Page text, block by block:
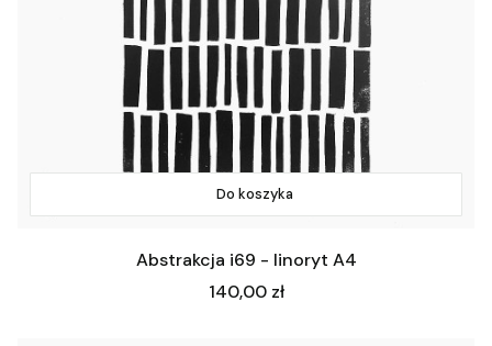
Do koszyka
Abstrakcja i69 - linoryt A4
Cena
140,00 zł